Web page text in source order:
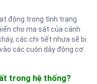
động trong tình trạng
cho ma sát của cánh
các chi tiết nhựa sẽ bị
các cuộn dây động cơ.
trong hệ thống?